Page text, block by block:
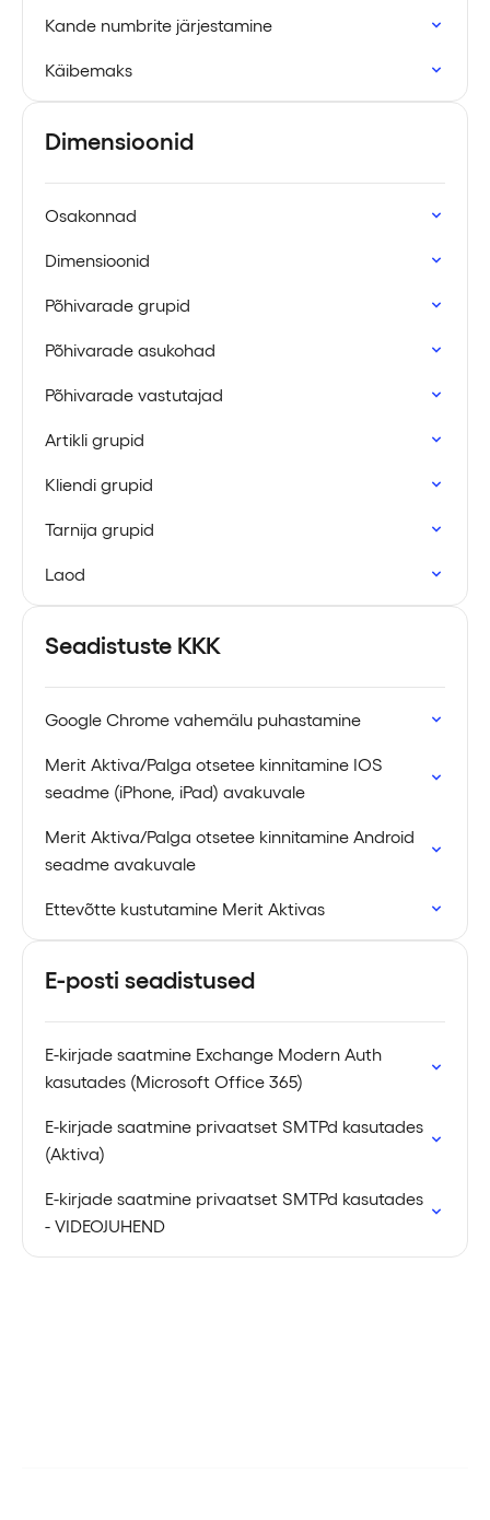
Kande numbrite järjestamine
Käibemaks
Dimensioonid
Osakonnad
Dimensioonid
Põhivarade grupid
Põhivarade asukohad
Põhivarade vastutajad
Artikli grupid
Kliendi grupid
Tarnija grupid
Laod
Seadistuste KKK
Google Chrome vahemälu puhastamine
Merit Aktiva/Palga otsetee kinnitamine IOS
seadme (iPhone, iPad) avakuvale
Merit Aktiva/Palga otsetee kinnitamine Android
seadme avakuvale
Ettevõtte kustutamine Merit Aktivas
E-posti seadistused
E-kirjade saatmine Exchange Modern Auth
kasutades (Microsoft Office 365)
E-kirjade saatmine privaatset SMTPd kasutades
(Aktiva)
E-kirjade saatmine privaatset SMTPd kasutades
- VIDEOJUHEND